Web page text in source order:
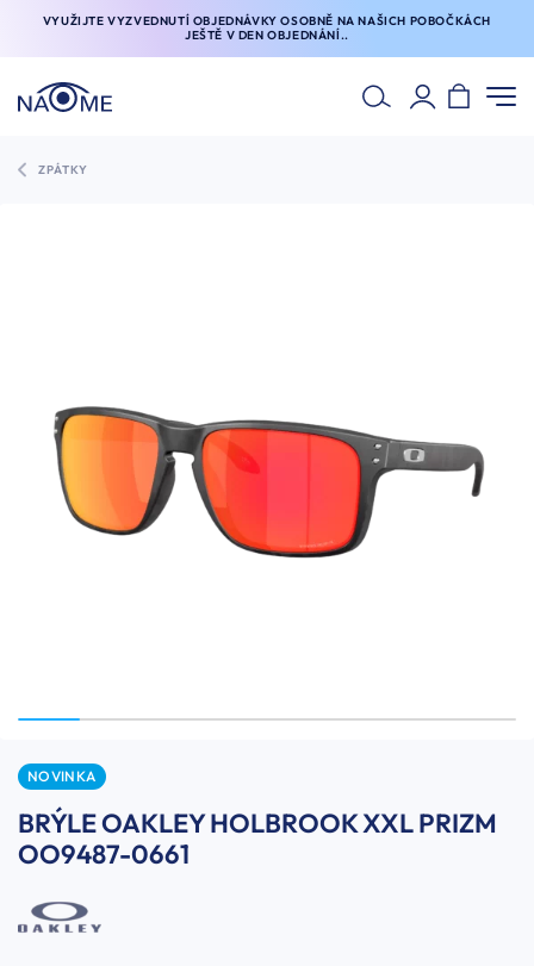
VYUŽIJTE VYZVEDNUTÍ OBJEDNÁVKY OSOBNĚ NA NAŠICH POBOČKÁCH
JEŠTĚ V DEN OBJEDNÁNÍ..
ZPÁTKY
NOVINKA
BRÝLE OAKLEY HOLBROOK XXL PRIZM
OO9487-0661